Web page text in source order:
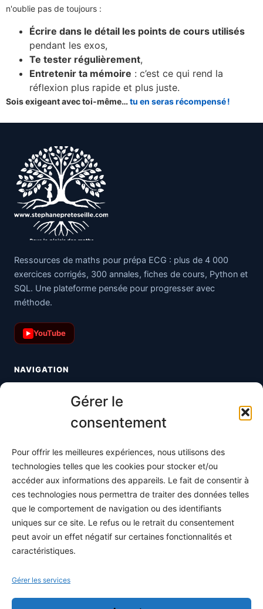
Gérer le
consentement
Pour offrir les meilleures expériences, nous utilisons des
technologies telles que les cookies pour stocker et/ou
accéder aux informations des appareils. Le fait de consentir à
ces technologies nous permettra de traiter des données telles
que le comportement de navigation ou des identifiants
uniques sur ce site. Le refus ou le retrait du consentement
peut avoir un effet négatif sur certaines fonctionnalités et
caractéristiques.
Gérer les services
n'oublie pas de toujours :
Écrire dans le détail les points de cours utilisés
pendant les exos,
Te tester régulièrement,
Entretenir ta mémoire : c’est ce qui rend la
réflexion plus rapide et plus juste.
Sois exigeant avec toi-même…tu en seras récompensé !
Ressources de maths pour prépa ECG : plus de 4 000
exercices corrigés, 300 annales, fiches de cours, Python et
SQL. Une plateforme pensée pour progresser avec
méthode.
▶ YouTube
NAVIGATION
Toutes les maths
S'abonner
À propos
Contact / Support
Mes publications
INFORMATIONS LÉGALES